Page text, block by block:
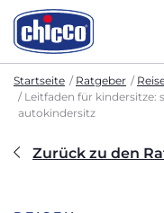
Startseite Ratgeber
Leitfaden für kindersitze:
autokindersitz
Zurück zu den